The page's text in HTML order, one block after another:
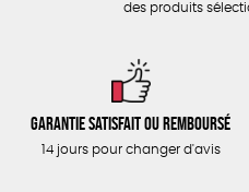
des produits
Garantie satisfait ou remboursé
14 jours pour changer d'avis